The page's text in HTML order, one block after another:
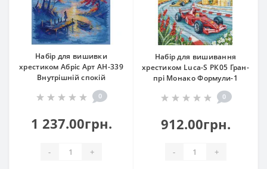
Набір для вишивки
хрестиком Абріс Арт АН-339
Внутрішній спокій
0
1 237.00грн.
- +
Набір для вишивання
хрестиком Luca-S РК05 Гран-
прі Монако Формули-1
0
912.00грн.
- +